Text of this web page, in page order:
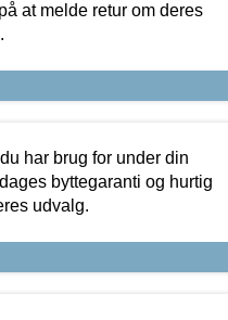
at melde retur om deres
har brug for under din
byttegaranti og hurtig
udvalg.